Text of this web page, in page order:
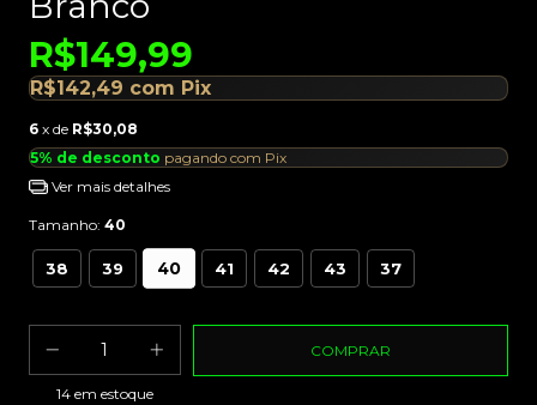
R$149,99
R$142,49 com Pix
6 x de R$30,08
5% de desconto pagando com Pix
Ver mais detalhes
Tamanho: 40
38 39 40 41 42 43 37
14em estoque